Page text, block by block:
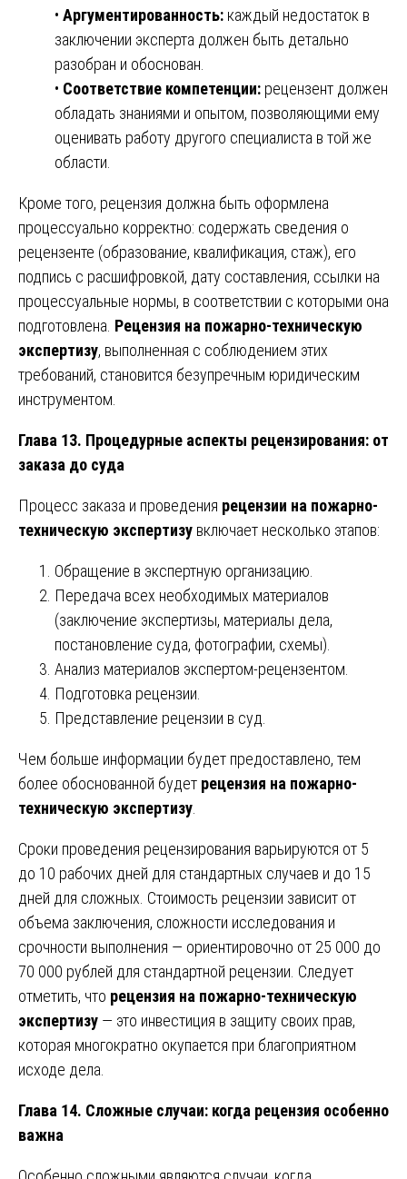
• Аргументированность: каждый недостаток в
заключении эксперта должен быть детально
разобран и обоснован.
• Соответствие компетенции: рецензент должен
обладать знаниями и опытом, позволяющими ему
оценивать работу другого специалиста в той же
области.
Кроме того, рецензия должна быть оформлена
процессуально корректно: содержать сведения о
рецензенте (образование, квалификация, стаж), его
подпись с расшифровкой, дату составления, ссылки на
процессуальные нормы, в соответствии с которыми она
подготовлена. Рецензия на пожарно-техническую
экспертизу, выполненная с соблюдением этих
требований, становится безупречным юридическим
инструментом.
Глава 13. Процедурные аспекты рецензирования: от
заказа до суда
Процесс заказа и проведения рецензии на пожарно-
техническую экспертизу включает несколько этапов:
Обращение в экспертную организацию.
Передача всех необходимых материалов
(заключение экспертизы, материалы дела,
постановление суда, фотографии, схемы).
Анализ материалов экспертом-рецензентом.
Подготовка рецензии.
Представление рецензии в суд.
Чем больше информации будет предоставлено, тем
более обоснованной будет рецензия на пожарно-
техническую экспертизу
Сроки проведения рецензирования варьируются от 5
до 10 рабочих дней для стандартных случаев и до 15
дней для сложных. Стоимость рецензии зависит от
объема заключения, сложности исследования и
срочности выполнения — ориентировочно от 25 000 до
70 000 рублей для стандартной рецензии. Следует
отметить, что рецензия на пожарно-техническую
экспертизу — это инвестиция в защиту своих прав,
которая многократно окупается при благоприятном
исходе дела.
Глава 14. Сложные случаи: когда рецензия особенно
важна